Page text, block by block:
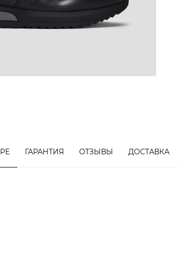
ГАРАНТИЯ ОТЗЫВЫ ДОСТАВКА